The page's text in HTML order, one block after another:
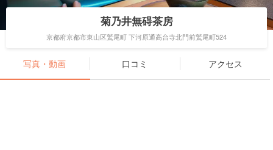
菊乃井無碍茶房
京都府京都市東山区鷲尾町 下河原通高台寺北門前鷲尾町524
写真・動画 口コミ アクセス